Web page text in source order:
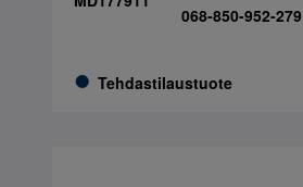
Tehdastilaustuote
068-850-952-279